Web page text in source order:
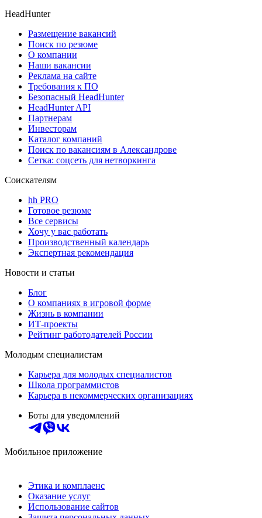
HeadHunter
Размещение вакансий
Поиск по резюме
О компании
Наши вакансии
Реклама на сайте
Требования к ПО
Безопасный HeadHunter
HeadHunter API
Партнерам
Инвесторам
Каталог компаний
Поиск по вакансиям в Александрове
Сетка: соцсеть для нетворкинга
Соискателям
hh PRO
Готовое резюме
Все сервисы
Хочу у вас работать
Производственный календарь
Экспертная рекомендация
Новости и статьи
Блог
О компаниях в игровой форме
Жизнь в компании
ИТ-проекты
Рейтинг работодателей России
Молодым специалистам
Карьера для молодых специалистов
Школа программистов
Карьера в некоммерческих организациях
Боты для уведомлений
Мобильное приложение
Этика и комплаенс
Оказание услуг
Использование сайтов